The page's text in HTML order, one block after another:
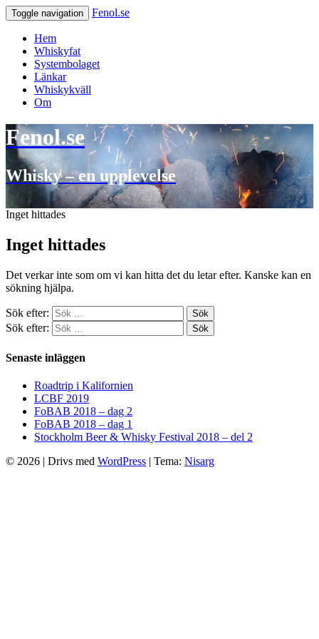
Toggle navigation Fenol.se
Hem
Whiskyfat
Systembolaget
Länkar
Whiskykväll
Om
Fenol.se
Whisky – en upplevelse
Inget hittades
Inget hittades
Det verkar inte som om vi kan hitta det du letar efter. Kanske kan en
sökning hjälpa.
Sök efter: Sök
Sök efter: Sök
Senaste inläggen
Roadtrip i Kalifornien
LCBF 2019
FoBAB 2018 – dag 2
FoBAB 2018 – dag 1
Stockholm Beer & Whisky Festival 2018 – del 2
© 2026 | Drivs med WordPress | Tema: Nisarg